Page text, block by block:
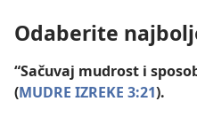
Odaberite
“Sačuvaj mudrost i
(MUDRE IZREKE 3:21).